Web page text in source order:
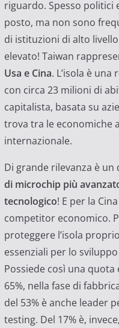
riguardo. Spesso politici
posto, ma non sono
di istituzioni di alto
elevato! Taiwan
Usa e Cina. L’isola è
con circa 23 milioni di
capitalista, basata su
trova tra le economiche
internazionale.
Di grande rilevanza è un
di microchip più
tecnologico! E per la
competitor economico.
proteggere l’isola
essenziali per lo
Possiede così una
65%, nella fase di
del 53% è anche leader
testing. Del 17% è,